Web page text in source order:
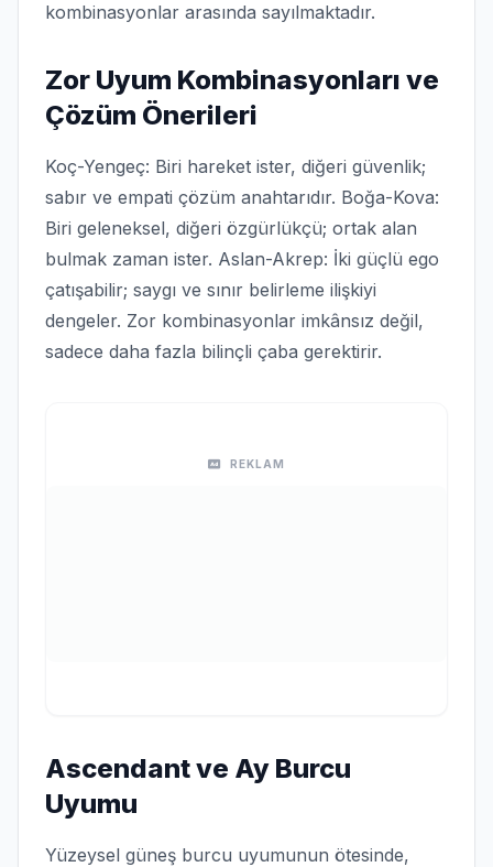
kombinasyonlar arasında sayılmaktadır.
Zor Uyum Kombinasyonları ve
Çözüm Önerileri
Koç-Yengeç: Biri hareket ister, diğeri güvenlik;
sabır ve empati çözüm anahtarıdır. Boğa-Kova:
Biri geleneksel, diğeri özgürlükçü; ortak alan
bulmak zaman ister. Aslan-Akrep: İki güçlü ego
çatışabilir; saygı ve sınır belirleme ilişkiyi
dengeler. Zor kombinasyonlar imkânsız değil,
sadece daha fazla bilinçli çaba gerektirir.
REKLAM
Ascendant ve Ay Burcu
Uyumu
Yüzeysel güneş burcu uyumunun ötesinde,